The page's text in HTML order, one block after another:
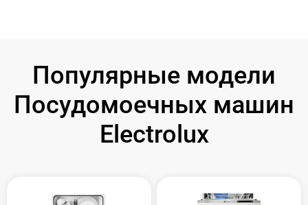
Популярные модели
Посудомоечных машин
Electrolux